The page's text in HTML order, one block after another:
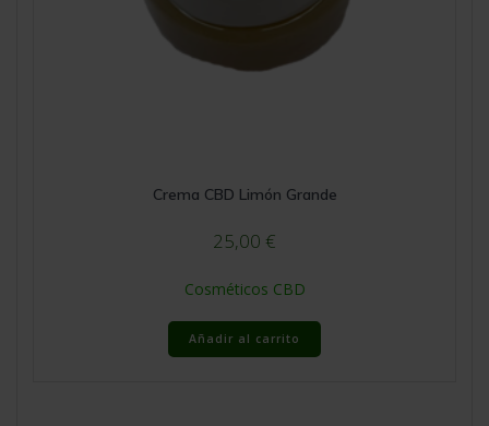
Crema CBD Limón Grande
25,00 €
Cosméticos CBD
Añadir al carrito